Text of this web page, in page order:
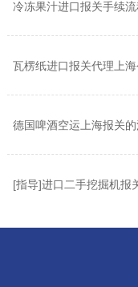
冷冻果汁进口报关手续
瓦楞纸进口报关代理上
德国啤酒空运上海报关
[指导]进口二手挖掘机